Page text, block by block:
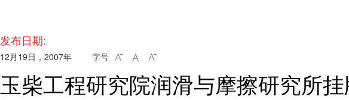
发布日期:
12月19日，2007年 字号   
玉柴工程研究院润滑与摩擦研究所